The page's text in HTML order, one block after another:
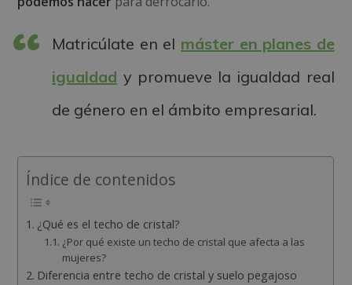
Matricúlate en el máster en planes de
igualdad y promueve la igualdad real
de género en el ámbito empresarial.
Índice de contenidos
¿Qué es el techo de cristal?
¿Por qué existe un techo de cristal que afecta a las
mujeres?
Diferencia entre techo de cristal y suelo pegajoso